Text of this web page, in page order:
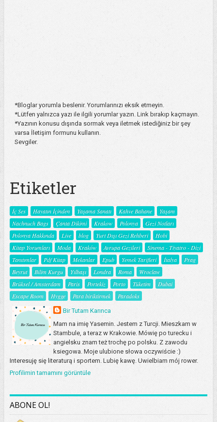
*Bloglar yorumla beslenir. Yorumlarınızı eksik etmeyin.
*Lütfen yalnızca yazı ile ilgili yorumlar yazın. Link bırakıp kaçmayın.
*Yazının konusu dışında sormak veya iletmek istediğiniz bir şey
varsa İletişim formunu kullanın.
Sevgiler.
Etiketler
İç Ses Hayatın İçinden Yaşama Sanatı Kahve Bahane
Yaşam
Nachnuch Bags
Çanta Dikimi Krakow Polonya
Gezi Notları
Polonya Hakkında
Live blog Yurt Dışı Gezi Rehberi
Hobi
Kitap Yorumları
Moda Kraków Avrupa Gezileri
Sinema - Tiyatro - Dizi
Tanıtımlar
Pdf Kitap Mekanlar Epub Yemek Tarifleri İtalya
Prag
Beyrut
Bilim Kurgu Yılbaşı Londra Roma
Wroclaw
Brüksel / Amsterdam
Paris Portekiz Porto Tüketim
Dubai
Escape Room
Hygge Para biriktirmek Paradoks
Bir Tutam Karınca
Mam na imię Yasemin. Jestem z Turcji. Mieszkam w
Stambule, a teraz w Krakowie. Mówię po turecku i
angielsku znam też trochę po polsku. Z zawodu
ksiegowa. Moje ulubione słowa oczywiście :)
Interesuję się literaturą i sportem. Lubię kawę. Uwielbiam mój rower.
Profilimin tamamını görüntüle
ABONE OL!